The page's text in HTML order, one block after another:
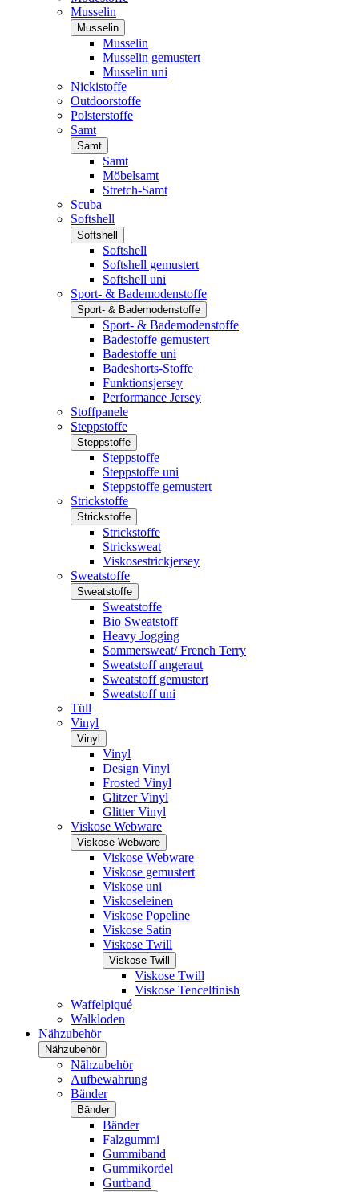
Musselin
Musselin
Musselin
Musselin gemustert
Musselin uni
Nickistoffe
Outdoorstoffe
Polsterstoffe
Samt
Samt
Samt
Möbelsamt
Stretch-Samt
Scuba
Softshell
Softshell
Softshell
Softshell gemustert
Softshell uni
Sport- & Bademodenstoffe
Sport- & Bademodenstoffe
Sport- & Bademodenstoffe
Badestoffe gemustert
Badestoffe uni
Badeshorts-Stoffe
Funktionsjersey
Performance Jersey
Stoffpanele
Steppstoffe
Steppstoffe
Steppstoffe
Steppstoffe uni
Steppstoffe gemustert
Strickstoffe
Strickstoffe
Strickstoffe
Stricksweat
Viskosestrickjersey
Sweatstoffe
Sweatstoffe
Sweatstoffe
Bio Sweatstoff
Heavy Jogging
Sommersweat/ French Terry
Sweatstoff angeraut
Sweatstoff gemustert
Sweatstoff uni
Tüll
Vinyl
Vinyl
Vinyl
Design Vinyl
Frosted Vinyl
Glitzer Vinyl
Glitter Vinyl
Viskose Webware
Viskose Webware
Viskose Webware
Viskose gemustert
Viskose uni
Viskoseleinen
Viskose Popeline
Viskose Satin
Viskose Twill
Viskose Twill
Viskose Twill
Viskose Tencelfinish
Waffelpiqué
Walkloden
Nähzubehör
Nähzubehör
Nähzubehör
Aufbewahrung
Bänder
Bänder
Bänder
Falzgummi
Gummiband
Gummikordel
Gurtband